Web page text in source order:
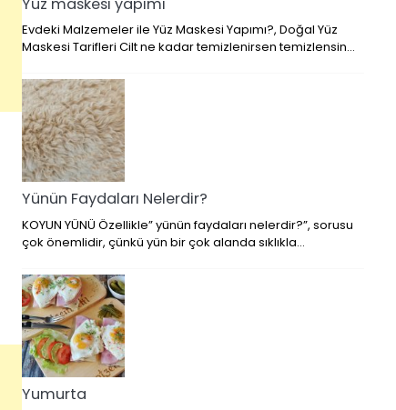
Evdeki Malzemeler ile Yüz Maskesi Yapımı?, Doğal Yüz
Maskesi Tarifleri Cilt ne kadar temizlenirsen temizlensin…
Yünün Faydaları Nelerdir?
KOYUN YÜNÜ Özellikle” yünün faydaları nelerdir?”, sorusu
çok önemlidir, çünkü yün bir çok alanda sıklıkla…
Yumurta